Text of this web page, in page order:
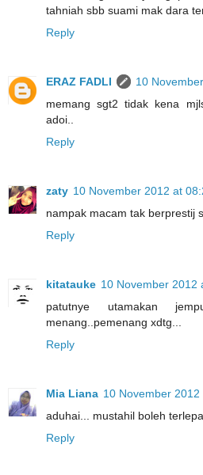
tahniah sbb suami mak dara
Reply
ERAZ FADLI
10
memang sgt2 tidak kena
adoi..
Reply
zaty 10 November 2012 at
nampak macam tak berprestij
Reply
kitatauke 10 November 2012
patutnye utamakan
menang..pemenang xdtg...
Reply
Mia Liana 10 November 2012
aduhai... mustahil boleh
Reply